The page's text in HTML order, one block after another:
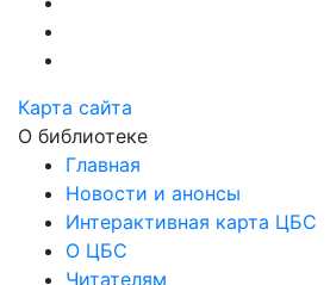
Карта сайта
О библиотеке
Главная
Новости и анонсы
Интерактивная карта ЦБС
О ЦБС
Читателям